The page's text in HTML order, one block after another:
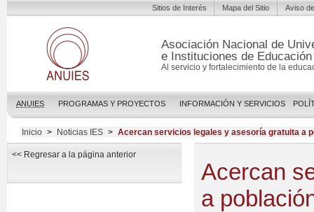
Asociación Nacional de
e Instituciones de
Al servicio y fortalecimiento de la
ANUIES PROGRAMAS Y PROYECTOS INFORMACIÓN Y SERVICIOS
Sitios de Interés Mapa del Sitio Aviso
Inicio > Noticias IES > Acercan servicios legales y asesoría gratuita a
<< Regresar a la página anterior
Acercan
a